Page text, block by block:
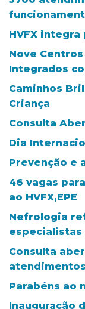
HVFX integra
Nove
Integrados
Caminhos
Criança
Consulta
Dia
Prevenção e
46 vagas
ao HVFX,EPE
Nefrologia
especialistas
Consulta
atendimentos
Parabéns ao
Inauguração